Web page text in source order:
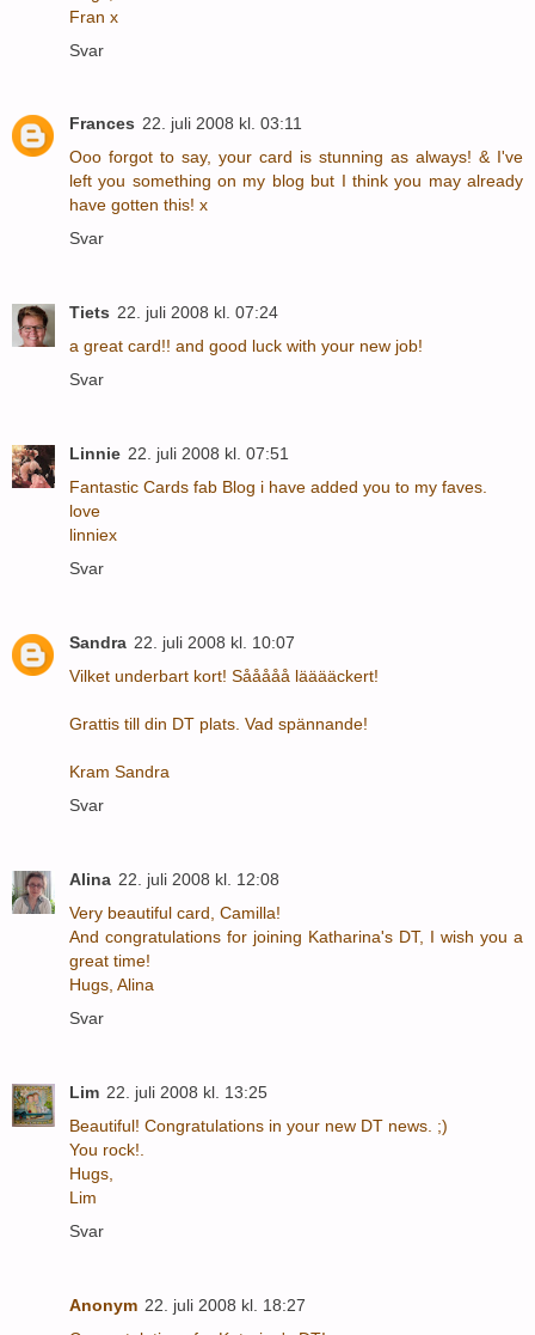
Fran x
Svar
Frances 22. juli 2008 kl. 03:11
Ooo forgot to say, your card is stunning as always! & I've
left you something on my blog but I think you may already
have gotten this! x
Svar
Tiets 22. juli 2008 kl. 07:24
a great card!! and good luck with your new job!
Svar
Linnie 22. juli 2008 kl. 07:51
Fantastic Cards fab Blog i have added you to my faves.
love
linniex
Svar
Sandra 22. juli 2008 kl. 10:07
Vilket underbart kort! Sååååå lääääckert!
Grattis till din DT plats. Vad spännande!
Kram Sandra
Svar
Alina 22. juli 2008 kl. 12:08
Very beautiful card, Camilla!
And congratulations for joining Katharina's DT, I wish you a
great time!
Hugs, Alina
Svar
Lim 22. juli 2008 kl. 13:25
Beautiful! Congratulations in your new DT news. ;)
You rock!.
Hugs,
Lim
Svar
Anonym 22. juli 2008 kl. 18:27